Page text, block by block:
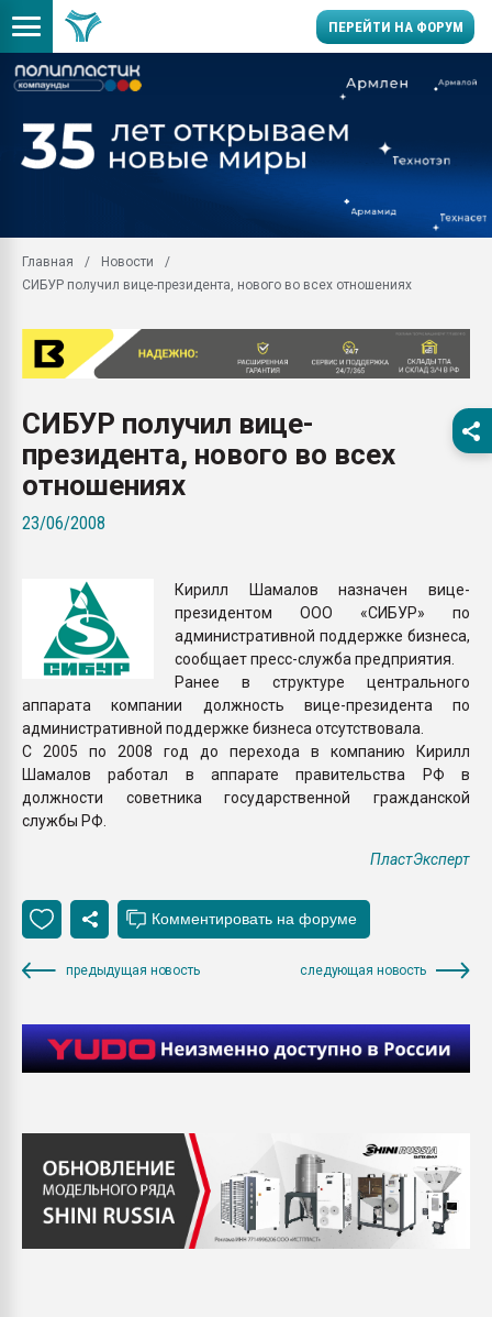
ПЕРЕЙТИ НА ФОРУМ
производство SPC
заводу пластмасс"
Подмосковье, Москва
28.07.2026
28.07.2026
ПЕРЕЙТИ НА
Главная
Новости
СИБУР получил вице-президента, нового во всех отношениях
СИБУР получил вице-
президента, нового во всех
отношениях
23/06/2008
Кирилл Шамалов назначен вице-
президентом ООО «СИБУР» по
административной поддержке бизнеса,
сообщает пресс-служба предприятия.
Ранее в структуре центрального
аппарата компании должность вице-президента по
административной поддержке бизнеса отсутствовала.
С 2005 по 2008 год до перехода в компанию Кирилл
Шамалов работал в аппарате правительства РФ в
должности советника государственной гражданской
службы РФ.
ПластЭксперт
предыдущая новость следующая новость